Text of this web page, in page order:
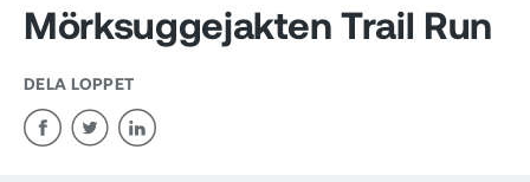
Mörksuggejakten Trail Run
DELA LOPPET